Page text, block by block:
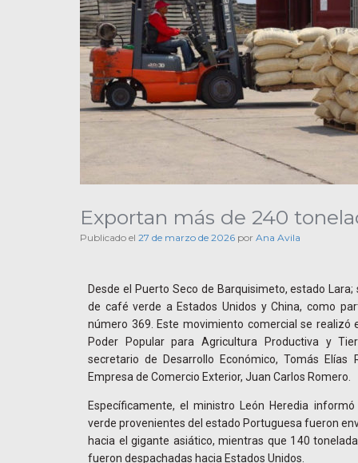
Exportan más de 240
Publicado el 27 de marzo de 2026 por Ana Avila
Desde el Puerto Seco de Barquisimeto, estado
de café verde a Estados Unidos y China, como
número 369. Este movimiento comercial se realizó
Poder Popular para Agricultura Productiva y
secretario de Desarrollo Económico, Tomás
Empresa de Comercio Exterior, Juan Carlos Romero.
Específicamente, el ministro León Heredia
verde provenientes del estado Portuguesa fueron
hacia el gigante asiático, mientras que 140
fueron despachadas hacia Estados Unidos.